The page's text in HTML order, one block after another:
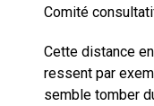
Comité
Cette distance
ressent par
semble tomber